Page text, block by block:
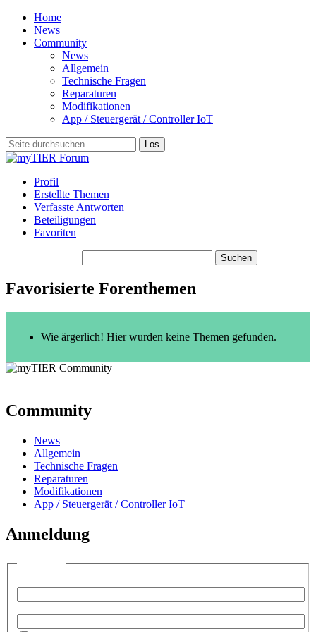
Home
News
Community
News
Allgemein
Technische Fragen
Reparaturen
Modifikationen
App / Steuergerät / Controller IoT
Profil
Erstellte Themen
Verfasste Antworten
Beteiligungen
Favoriten
Favorisierte Forenthemen
Wie ärgerlich! Hier wurden keine Themen gefunden.
Community
News
Allgemein
Technische Fragen
Reparaturen
Modifikationen
App / Steuergerät / Controller IoT
Anmeldung